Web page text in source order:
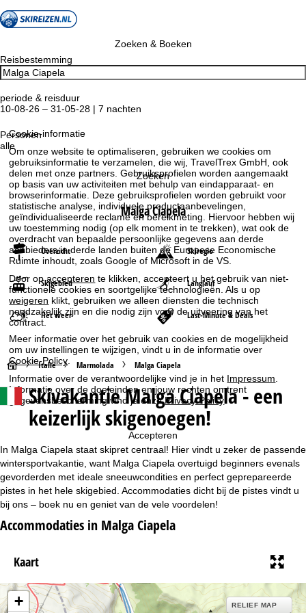
Cookie-informatie
Om onze website te optimaliseren, gebruiken we cookies om
gebruiksinformatie te verzamelen, die wij, TravelTrex GmbH, ook
delen met onze partners. Gebruiksprofielen worden aangemaakt
op basis van uw activiteiten met behulp van eindapparaat- en
browserinformatie. Deze gebruiksprofielen worden gebruikt voor
statistische analyse, individuele productaanbevelingen,
geïndividualiseerde reclame en bereikmeting. Hiervoor hebben wij
uw toestemming nodig (op elk moment in te trekken), wat ook de
overdracht van bepaalde persoonlijke gegevens aan derde
aanbieders in derde landen buiten de Europese Economische
Ruimte inhoudt, zoals Google of Microsoft in de VS.
Door opaccepteren te klikken, accepteert u het gebruik van niet-
functionele cookies en soortgelijke technologieën. Als u op
weigeren klikt, gebruiken we alleen diensten die technisch
noodzakelijk zijn en die nodig zijn voor de uitvoering van het
contract.
Meer informatie over het gebruik van cookies en de mogelijkheid
om uw instellingen te wijzigen, vindt u in de informatie over
Cookie-Policy
Informatie over de verantwoordelijke vind je in het Impressum
Informatie over de doeleinden en jouw rechten omtrent
gegevensbescherming vind je onzePrivacy Policy
Accepteren
Zoeken & Boeken
Reisbestemming
periode & reisduur
10-08-26 – 31-05-28 | 7 nachten
Personen
alle
Zoeken
Malga Ciapela
Overzicht Skiregio
Skigebied Langlauf
Het weer Last-Minute & Deals
S
t
r
t
p
a
g
i
Italië Marmolada Malga Ciapela
Skivakantie Malga Ciapela - een
keizerlijk skigenoegen!
In Malga Ciapela staat skipret centraal! Hier vindt u zeker de passende
wintersportvakantie, want Malga Ciapela overtuigd beginners evenals
gevorderden met ideale sneeuwcondities en perfect geprepareerde
pistes in het hele skigebied. Accommodaties dicht bij de pistes vindt u
bij ons – boek nu en geniet van de vele voordelen!
Accommodaties in Malga Ciapela
Kaart
+ RELIEF MAP